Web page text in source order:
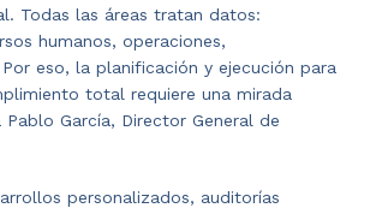
Todas las áreas tratan datos:
humanos, operaciones,
eso, la planificación y ejecución para
total requiere una mirada
Pablo García, Director General de
personalizados, auditorías